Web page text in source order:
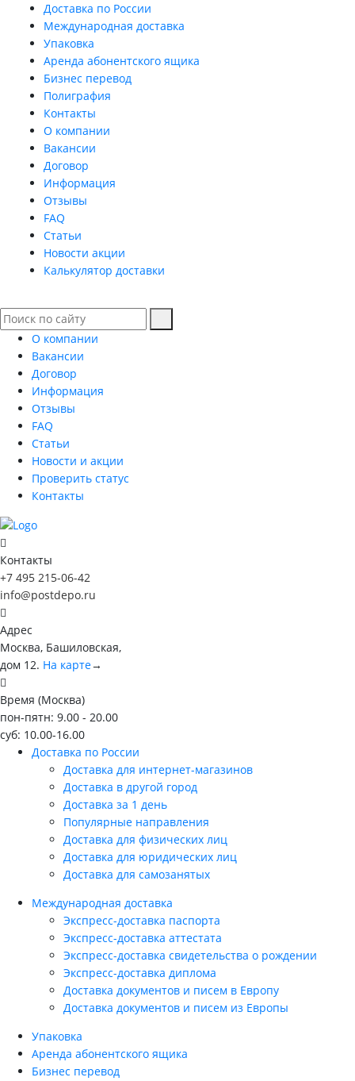
Доставка по России
Международная доставка
Упаковка
Аренда абонентского ящика
Бизнес перевод
Полиграфия
Контакты
О компании
Вакансии
Договор
Информация
Отзывы
FAQ
Статьи
Новости акции
Калькулятор доставки
О компании
Вакансии
Договор
Информация
Отзывы
FAQ
Статьи
Новости и акции
Проверить статус
Контакты
Контакты
+7 495 215-06-42
info@postdepo.ru
Адрес
Москва, Башиловская,
дом 12. На карте→
Время (Москва)
пон-пятн: 9.00 - 20.00
суб: 10.00-16.00
Доставка по России
Доставка для интернет-магазинов
Доставка в другой город
Доставка за 1 день
Популярные направления
Доставка для физических лиц
Доставка для юридических лиц
Доставка для самозанятых
Международная доставка
Экспресс-доставка паспорта
Экспресс-доставка аттестата
Экспресс-доставка свидетельства о рождении
Экспресс-доставка диплома
Доставка документов и писем в Европу
Доставка документов и писем из Европы
Упаковка
Аренда абонентского ящика
Бизнес перевод